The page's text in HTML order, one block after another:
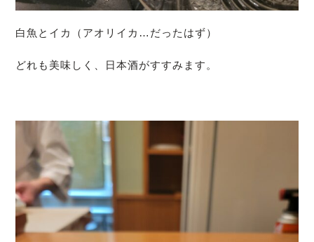
白魚とイカ（アオリイカ…だったはず）
どれも美味しく、日本酒がすすみます。